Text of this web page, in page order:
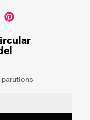
parutions